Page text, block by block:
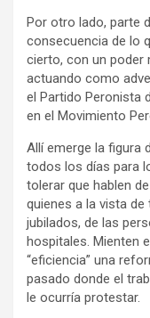
Por otro lado, parte
consecuencia de lo
cierto, con un poder
actuando como
el Partido Peronista
en el Movimiento
Allí emerge la figura
todos los días para
tolerar que hablen
quienes a la vista
jubilados, de las
hospitales. Mienten
“eficiencia” una
pasado donde el
le ocurría protestar.